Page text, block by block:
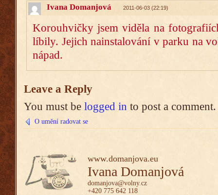
Ivana Domanjová 2011-06-03 (22:19)
Korouhvičky jsem viděla na
líbily. Jejich nainstalování v parku na
nápad.
Leave a Reply
You must be logged in to post a comment.
O umění radovat se
www.domanjova.eu
Ivana Domanjová
domanjova@volny.cz
+420 775 642 118